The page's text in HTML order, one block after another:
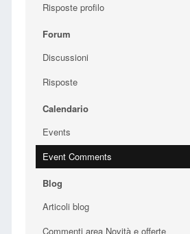
Risposte profilo
Forum
Discussioni
Risposte
Calendario
Events
Event Comments
Blog
Articoli blog
Commenti area Novità e offerte